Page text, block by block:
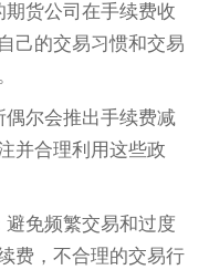
货公司在手续费收
己的交易习惯和交易
尔会推出手续费减
并合理利用这些政
免频繁交易和过度
费，不合理的交易行